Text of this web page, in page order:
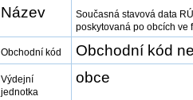
Název
Současná stavová data
poskytovaná po obcích ve
Obchodní kód Obchodní kód
Výdejní
jednotka
obce